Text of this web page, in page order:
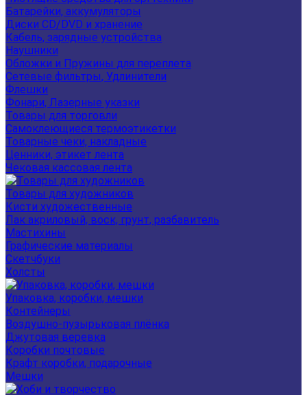
Батарейки, аккумуляторы
Диски CD/DVD и хранение
Кабель, зарядные устройства
Наушники
Обложки и Пружины для переплета
Сетевые фильтры, Удлинители
Флешки
Фонари, Лазерные указки
Товары для торговли
Самоклеющиеся термоэтикетки
Товарные чеки, накладные
Ценники, этикет лента
Чековая кассовая лента
Товары для художников
Кисти художественные
Лак акриловый, воск, грунт, разбавитель
Мастихины
Графические материалы
Скетчбуки
Холсты
Упаковка, коробки, мешки
Контейнеры
Воздушно-пузырьковая плёнка
Джутовая веревка
Коробки почтовые
Крафт коробки, подарочные
Мешки